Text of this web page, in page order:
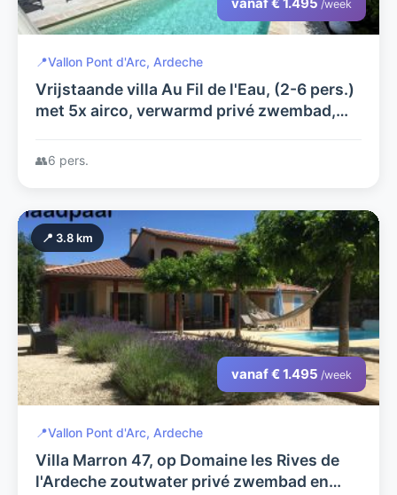
/week
📍Vallon Pont d'Arc, Ardeche
Vrijstaande villa Au Fil de l'Eau, (2-6 pers.)
met 5x airco, verwarmd privé zwembad,
villapark a.d. rivier Ardèche
👥6 pers.
📍 3.8 km
vanaf € 1.495 /week
📍Vallon Pont d'Arc, Ardeche
Villa Marron 47, op Domaine les Rives de
l'Ardeche zoutwater privé zwembad en